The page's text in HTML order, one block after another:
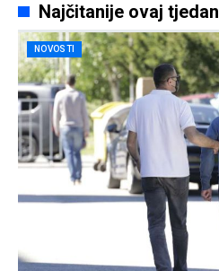
Najčitanije ovaj tjedan
NOVOSTI